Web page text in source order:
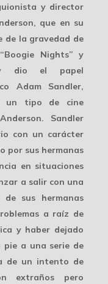
y director
que en su
de la gravedad de
Nights” y
y dio el papel
Adam Sandler,
un tipo de cine
Sandler
con un carácter
por sus hermanas
en situaciones
a salir con una
sus hermanas
a raíz de
y haber dejado
pie a una serie de
de un intento de
extraños pero